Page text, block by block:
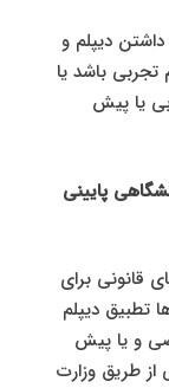
دیپلم و
باشد یا
یا پیش
پایینی
راه های قانونی برای
تطبیق دیپلم
و یا پیش
طریق وزارت